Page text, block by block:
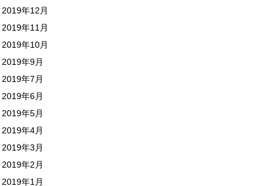
2019年12月
2019年11月
2019年10月
2019年9月
2019年7月
2019年6月
2019年5月
2019年4月
2019年3月
2019年2月
2019年1月